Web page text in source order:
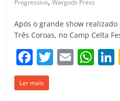
Progressivo Wargods Press
Após o grande show
Três Coroas, no Camp Celta
F
a
c
T
w
E
m
W
h
Ler mais